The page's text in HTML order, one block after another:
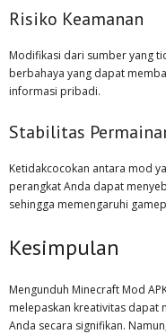
Risiko Keamanan
Modifikasi dari sumber yang
berbahaya yang dapat
informasi pribadi.
Stabilitas
Ketidakcocokan antara mod
perangkat Anda dapat
sehingga memengaruhi
Kesimpulan
Mengunduh Minecraft Mod
melepaskan kreativitas dapat
Anda secara signifikan.